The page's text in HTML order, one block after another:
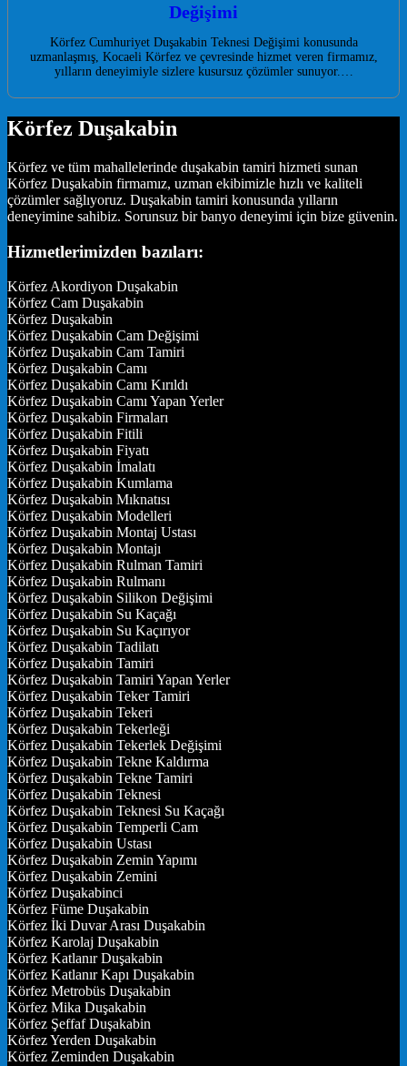
Değişimi
Körfez Cumhuriyet Duşakabin Teknesi Değişimi konusunda
uzmanlaşmış, Kocaeli Körfez ve çevresinde hizmet veren firmamız,
yılların deneyimiyle sizlere kusursuz çözümler sunuyor.…
Körfez Duşakabin
Körfez ve tüm mahallelerinde duşakabin tamiri hizmeti sunan
Körfez Duşakabin firmamız, uzman ekibimizle hızlı ve kaliteli
çözümler sağlıyoruz. Duşakabin tamiri konusunda yılların
deneyimine sahibiz. Sorunsuz bir banyo deneyimi için bize güvenin.
Hizmetlerimizden bazıları:
Körfez Akordiyon Duşakabin
Körfez Cam Duşakabin
Körfez Duşakabin
Körfez Duşakabin Cam Değişimi
Körfez Duşakabin Cam Tamiri
Körfez Duşakabin Camı
Körfez Duşakabin Camı Kırıldı
Körfez Duşakabin Camı Yapan Yerler
Körfez Duşakabin Firmaları
Körfez Duşakabin Fitili
Körfez Duşakabin Fiyatı
Körfez Duşakabin İmalatı
Körfez Duşakabin Kumlama
Körfez Duşakabin Mıknatısı
Körfez Duşakabin Modelleri
Körfez Duşakabin Montaj Ustası
Körfez Duşakabin Montajı
Körfez Duşakabin Rulman Tamiri
Körfez Duşakabin Rulmanı
Körfez Duşakabin Silikon Değişimi
Körfez Duşakabin Su Kaçağı
Körfez Duşakabin Su Kaçırıyor
Körfez Duşakabin Tadilatı
Körfez Duşakabin Tamiri
Körfez Duşakabin Tamiri Yapan Yerler
Körfez Duşakabin Teker Tamiri
Körfez Duşakabin Tekeri
Körfez Duşakabin Tekerleği
Körfez Duşakabin Tekerlek Değişimi
Körfez Duşakabin Tekne Kaldırma
Körfez Duşakabin Tekne Tamiri
Körfez Duşakabin Teknesi
Körfez Duşakabin Teknesi Su Kaçağı
Körfez Duşakabin Temperli Cam
Körfez Duşakabin Ustası
Körfez Duşakabin Zemin Yapımı
Körfez Duşakabin Zemini
Körfez Duşakabinci
Körfez Füme Duşakabin
Körfez İki Duvar Arası Duşakabin
Körfez Karolaj Duşakabin
Körfez Katlanır Duşakabin
Körfez Katlanır Kapı Duşakabin
Körfez Metrobüs Duşakabin
Körfez Mika Duşakabin
Körfez Şeffaf Duşakabin
Körfez Yerden Duşakabin
Körfez Zeminden Duşakabin